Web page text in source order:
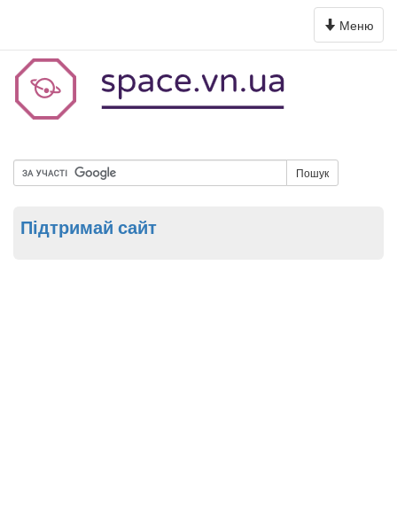
Toggle
navigation
Меню
Пошук
Підтримай сайт